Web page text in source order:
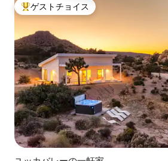
大好評のゲストチョイスです。
ゲストチョイス